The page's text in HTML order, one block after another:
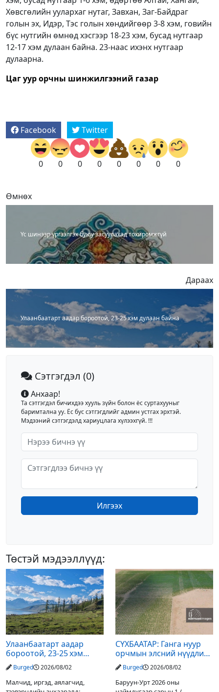
Хөвсгөлийн уулархаг нутаг, Завхан, Заг-Байдраг
голын эх, Идэр, Тэс голын хөндийгөөр 3-8 хэм, говийн
бүс нутгийн өмнөд хэсгээр 18-23 хэм, бусад нутгаар
12-17 хэм дулаан байна. 23-наас ихэнх нутгаар
дулаарна.
Цаг уур орчны шинжилгээний газар
Facebook Twitter
0 0 0 0 0 0 0 0
Өмнөх
Үс шинээр үргээлгэх буюу засуулахад тохиромжгүй
Дараах
Улаанбаатарт аадар бороотой, 23-25 хэм дулаан байна
Сэтгэгдэл (0)
Анхаар!
Та сэтгэгдэл бичихдээ хууль зүйн болон ёс суртахууныг
баримтална уу. Ёс бус сэтгэгдлийг админ устгах эрхтэй.
Мэдээний сэтгэгдэлд хариуцлага хүлээхгүй. !!!
Илгээх
Төстэй мэдээллүүд:
Улаанбаатарт аадар
бороотой, 23-25 хэм
дулаан байна
Burged 2026/08/02
Малчид, иргэд, аялагчид,
СҮХБААТАР: Ганга нуур
орчмын элсний нүүдлийг
зогсоох туршилтын ажил
үр дүнгээ өгч эхэлжээ
Burged 2026/08/02
Баруун-Урт 2026 оны